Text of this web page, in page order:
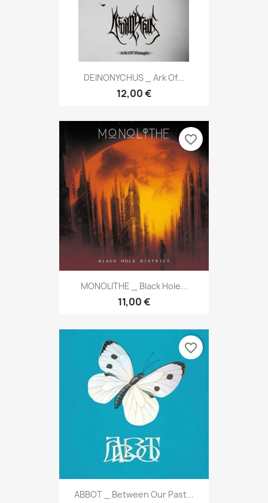
DEINONYCHUS _ Ark Of...
12,00 €
MONOLITHE _ Black Hole...
11,00 €
favorite_border
ABBOT _ Between Our Past...
favorite_border